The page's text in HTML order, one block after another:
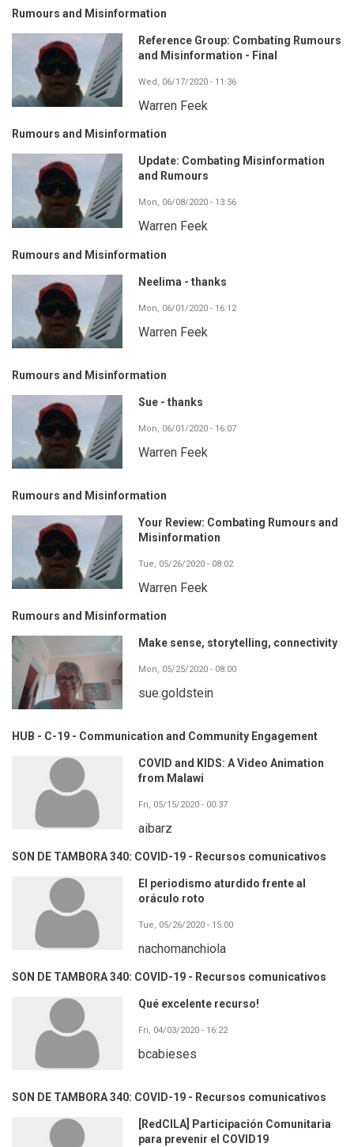
Rumours and Misinformation
Reference Group: Combating Rumours
and Misinformation - Final
Wed, 06/17/2020 - 11:36
Warren Feek
Rumours and Misinformation
Update: Combating Misinformation
and Rumours
Mon, 06/08/2020 - 13:56
Warren Feek
Rumours and Misinformation
Neelima - thanks
Mon, 06/01/2020 - 16:12
Warren Feek
Rumours and Misinformation
Sue - thanks
Mon, 06/01/2020 - 16:07
Warren Feek
Rumours and Misinformation
Your Review: Combating Rumours and
Misinformation
Tue, 05/26/2020 - 08:02
Warren Feek
Rumours and Misinformation
Make sense, storytelling, connectivity
Mon, 05/25/2020 - 08:00
sue.goldstein
HUB - C-19 - Communication and Community Engagement
COVID and KIDS: A Video Animation
from Malawi
Fri, 05/15/2020 - 00:37
aibarz
SON DE TAMBORA 340: COVID-19 - Recursos comunicativos
El periodismo aturdido frente al
oráculo roto
Tue, 05/26/2020 - 15:00
nachomanchiola
SON DE TAMBORA 340: COVID-19 - Recursos comunicativos
Qué excelente recurso!
Fri, 04/03/2020 - 16:22
bcabieses
SON DE TAMBORA 340: COVID-19 - Recursos comunicativos
[RedCILA] Participación Comunitaria
para prevenir el COVID19